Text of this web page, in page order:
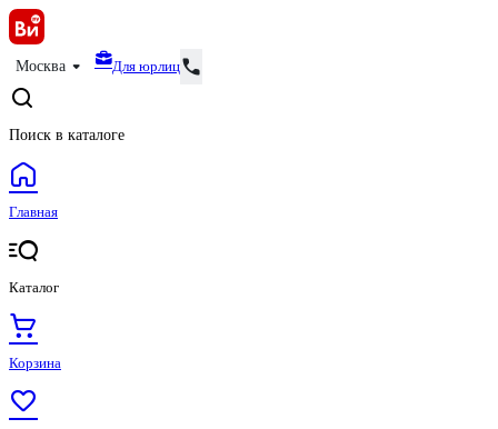
Москва Для юрлиц
Поиск в каталоге
Главная
Каталог
Корзина